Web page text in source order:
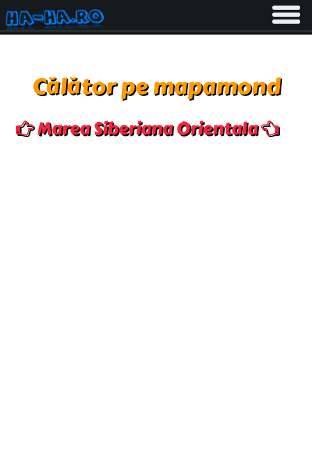
Toggle
Călător pe mapamond
Marea Siberiana Orientala